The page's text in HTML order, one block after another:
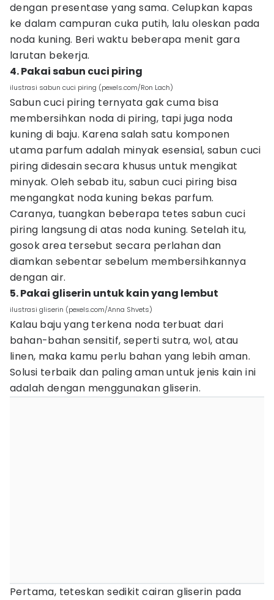
dengan presentase yang sama. Celupkan kapas
ke dalam campuran cuka putih, lalu oleskan pada
noda kuning. Beri waktu beberapa menit gara
larutan bekerja.
4. Pakai sabun cuci piring
ilustrasi sabun cuci piring (pexels.com/Ron Lach)
Sabun cuci piring ternyata gak cuma bisa
membersihkan noda di piring, tapi juga noda
kuning di baju. Karena salah satu komponen
utama parfum adalah minyak esensial, sabun cuci
piring didesain secara khusus untuk mengikat
minyak. Oleh sebab itu, sabun cuci piring bisa
mengangkat noda kuning bekas parfum.
Caranya, tuangkan beberapa tetes sabun cuci
piring langsung di atas noda kuning. Setelah itu,
gosok area tersebut secara perlahan dan
diamkan sebentar sebelum membersihkannya
dengan air.
5. Pakai gliserin untuk kain yang lembut
ilustrasi gliserin (pexels.com/Anna Shvets)
Kalau baju yang terkena noda terbuat dari
bahan-bahan sensitif, seperti sutra, wol, atau
linen, maka kamu perlu bahan yang lebih aman.
Solusi terbaik dan paling aman untuk jenis kain ini
adalah dengan menggunakan gliserin.
Pertama, teteskan sedikit cairan gliserin pada